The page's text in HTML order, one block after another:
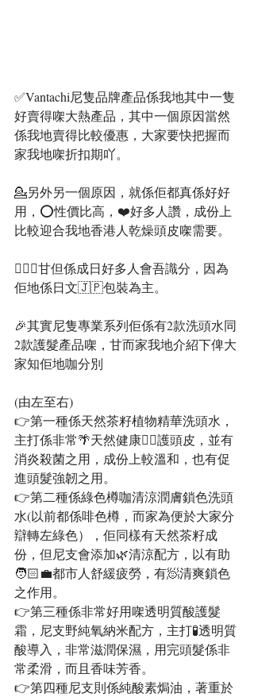
✅Vantachi尼隻品牌產品係我地其中一隻
好賣得㗎大熱產品，其中一個原因當然
係我地賣得比較優惠，大家要快把握而
家我地㗎折扣期吖。
💁另外另一個原因，就係佢都真係好好
用，⭕️性價比高，❤️好多人讚，成份上
比較迎合我地香港人乾燥頭皮㗎需要。
🙆🏻‍♀️甘但係成日好多人會吾識分，因為
佢地係日文🇯🇵包裝為主。
🎉其實尼隻專業系列佢係有2款洗頭水同
2款護髮產品㗎，甘而家我地介紹下俾大
家知佢地咖分別
(由左至右)
👉第一種係天然茶籽植物精華洗頭水，
主打係非常🌴天然健康💆‍♀️護頭皮，並有
消炎殺菌之用，成份上較溫和，也有促
進頭髮強韌之用。
👉第二種係綠色樽咖清涼潤膚鎖色洗頭
水(以前都係啡色樽，而家為便於大家分
辯轉左綠色），佢同樣有天然茶籽成
份，但尼支會添加🌿清涼配方，以有助
🧑🏻‍💼都市人舒緩疲勞，有🧖清爽鎖色
之作用。
👉第三種係非常好用㗎透明質酸護髮
霜，尼支野純氧納米配方，主打🧪透明質
酸導入，非常滋潤保濕，用完頭髮係非
常柔滑，而且香味芳香。
👉第四種尼支則係純酸素焗油，著重於